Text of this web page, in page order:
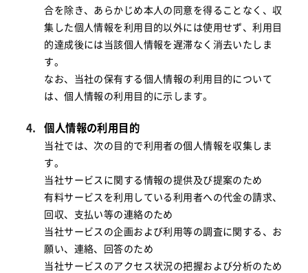
合を除き、あらかじめ本人の同意を得ることなく、収
集した個人情報を利用目的以外には使用せず、利用目
的達成後には当該個人情報を遅滞なく消去いたしま
す。
なお、当社の保有する個人情報の利用目的について
は、個人情報の利用目的に示します。
個人情報の利用目的
当社では、次の目的で利用者の個人情報を収集しま
す。
当社サービスに関する情報の提供及び提案のため
有料サービスを利用している利用者への代金の請求、
回収、支払い等の連絡のため
当社サービスの企画および利用等の調査に関する、お
願い、連絡、回答のため
当社サービスのアクセス状況の把握および分析のため